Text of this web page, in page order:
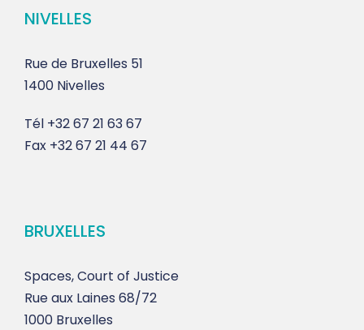
NIVELLES
Rue de Bruxelles 51
1400 Nivelles
Tél +32 67 21 63 67
Fax +32 67 21 44 67
BRUXELLES
Spaces, Court of Justice
Rue aux Laines 68/72
1000 Bruxelles